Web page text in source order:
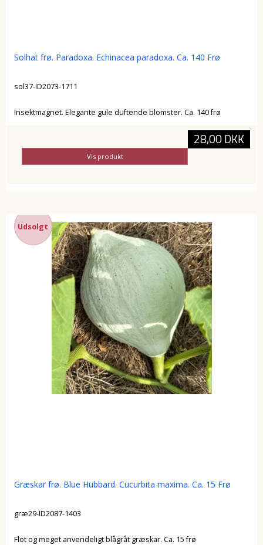
Solhat frø. Paradoxa. Echinacea paradoxa. Ca. 140 Frø
sol37-ID2073-1711
Insektmagnet. Elegante gule duftende blomster. Ca. 140 frø
28,00 DKK
Vis produkt
Udsolgt
Græskar frø. Blue Hubbard. Cucurbita maxima. Ca. 15 Frø
græ29-ID2087-1403
Flot og meget anvendeligt blågråt græskar. Ca. 15 frø